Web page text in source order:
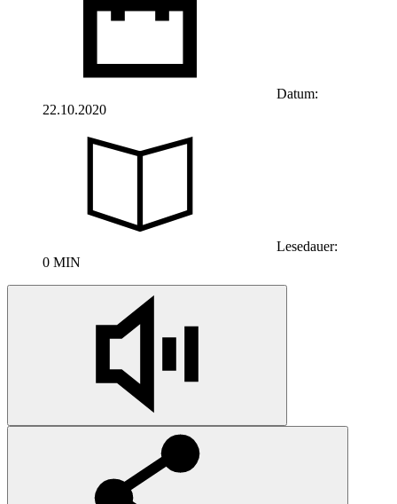
Datum:
22.10.2020
Lesedauer:
0 MIN